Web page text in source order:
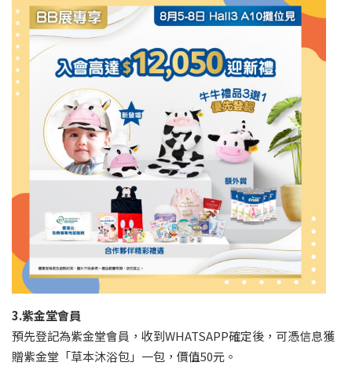
3.紫金堂會員
預先登記為紫金堂會員，收到WHATSAPP確定後，可憑信息獲
贈紫金堂「草本沐浴包」一包，價值50元。